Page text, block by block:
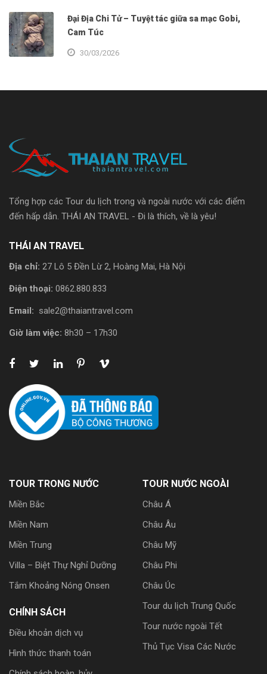
Đại Địa Chi Tử – Tuyệt tác giữa sa mạc Gobi,
Cam Túc
30/03/2026
Tổng hợp các Tour du lịch trong và ngoài nước với các điểm
đến hấp dẫn. THÁI AN TRAVEL - Đi là thích, về là yêu!
THÁI AN TRAVEL
Địa chỉ: 27 Lô 5 Đền Lừ 2, Hoàng Mai, Hà Nội
Điện thoại: 0862.880.833
Email: sale2@thaiantravel.com
Giờ làm việc: 8h30 – 17h30
TOUR TRONG NƯỚC
Miền Bắc
Miền Nam
Miền Trung
Villa – Biệt Thự Nghỉ Dưỡng
Tắm Khoảng Nóng Onsen
CHÍNH SÁCH
Điều khoản dịch vụ
Hình thức thanh toán
TOUR NƯỚC NGOÀI
Châu Á
Châu Âu
Châu Mỹ
Châu Phi
Châu Úc
Tour du lịch Trung Quốc
Tour nước ngoài Tết
Thủ Tục Visa Các Nước